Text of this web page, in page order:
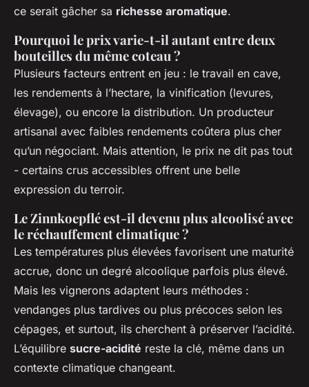
ce serait gâcher sa richesse aromatique.
Pourquoi le prix varie-t-il autant entre deux
bouteilles du même coteau ?
Plusieurs facteurs entrent en jeu : le travail en cave,
les rendements à l’hectare, la vinification (levures,
élevage), ou encore la distribution. Un producteur
artisanal avec faibles rendements coûtera plus cher
qu’un négociant. Mais attention, le prix ne dit pas tout
- certains crus accessibles offrent une belle
expression du terroir.
Le Zinnkoepflé est-il devenu plus alcoolisé avec
le réchauffement climatique ?
Les températures plus élevées favorisent une maturité
accrue, donc un degré alcoolique parfois plus élevé.
Mais les vignerons adaptent leurs méthodes :
vendanges plus tardives ou plus précoces selon les
cépages, et surtout, ils cherchent à préserver l’acidité.
L’équilibre sucre-acidité reste la clé, même dans un
contexte climatique changeant.